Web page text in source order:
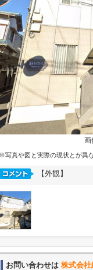
画
※写真や図と実際の現状とが異
【外観】
お問い合わせは 株式会